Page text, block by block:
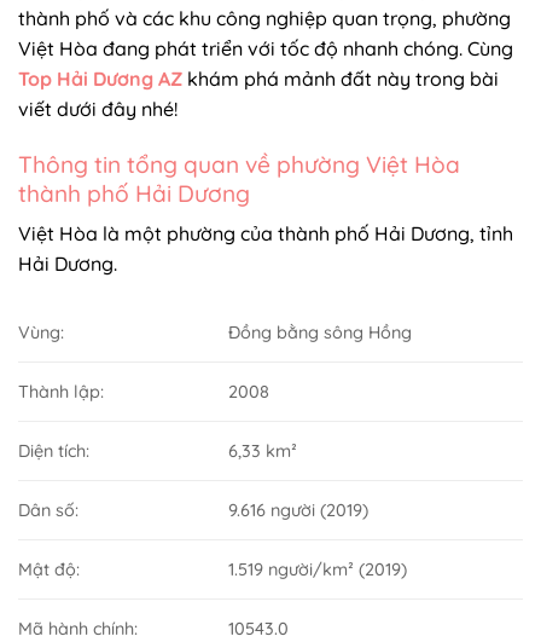
thành phố và các khu công nghiệp quan trọng, phường
Việt Hòa đang phát triển với tốc độ nhanh chóng. Cùng
Top Hải Dương AZ khám phá mảnh đất này trong bài
viết dưới đây nhé!
Thông tin tổng quan về phường Việt Hòa
thành phố Hải Dương
Việt Hòa là một phường của thành phố Hải Dương, tỉnh
Hải Dương.
Vùng: Đồng bằng sông Hồng
Thành lập: 2008
Diện tích: 6,33 km²
Dân số: 9.616 người (2019)
Mật độ: 1.519 người/km² (2019)
Mã hành chính: 10543.0